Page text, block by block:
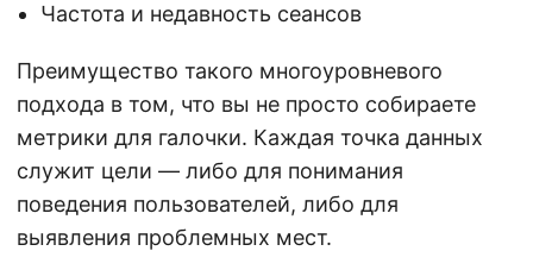
Частота и недавность сеансов
Преимущество такого многоуровневого
подхода в том, что вы не просто собираете
метрики для галочки. Каждая точка данных
служит цели — либо для понимания
поведения пользователей, либо для
выявления проблемных мест.